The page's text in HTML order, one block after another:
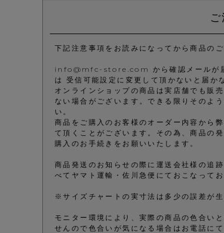
下記注意事項をお読みになってから商品の
info@mfc-store.com から確認メールが届
は 受信可能設定に変更して頂かないと届か
オンラインショップの商品は実店舗でも販
ない場合がございます。できる限りそのよ
い。
商品をご購入のお客様のオーダー内容から
て頂くことがございます。その為、商品の
購入のお手続きをお願いいたします。
商品発送のお知らせの際に運送会社様の追
べてヤマト運輸・佐川急便にておこなってお
※サイズチャートの実寸法は多少の誤差が
モニター環境により、実際の商品の色合い
せんので色合いが気になる場合はお電話に